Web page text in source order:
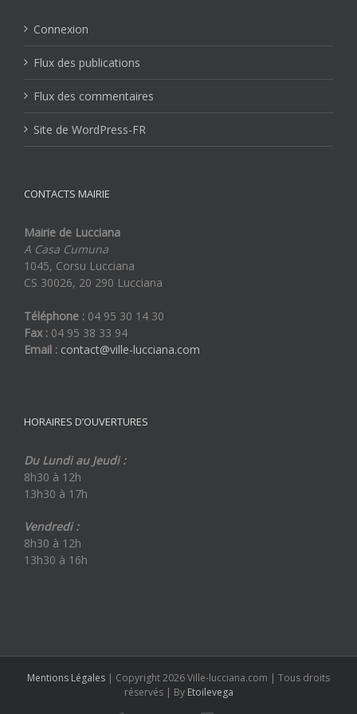
Connexion
Flux des publications
Flux des commentaires
Site de WordPress-FR
CONTACTS MAIRIE
Mairie de Lucciana
A Casa Cumuna
1045, Corsu Lucciana
CS 30026, 20 290 Lucciana
Téléphone : 04 95 30 14 30
Fax : 04 95 38 33 94
Email : contact@ville-lucciana.com
HORAIRES D’OUVERTURES
Du Lundi au Jeudi :
8h30 à 12h
13h30 à 17h
Vendredi :
8h30 à 12h
13h30 à 16h
Mentions Légales | Copyright 2026 Ville-lucciana.com | Tous droits
réservés | By Etoilevega